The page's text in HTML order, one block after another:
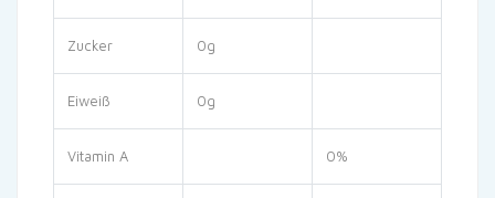
Zucker 0g
Eiweiß 0g
Vitamin A 0%